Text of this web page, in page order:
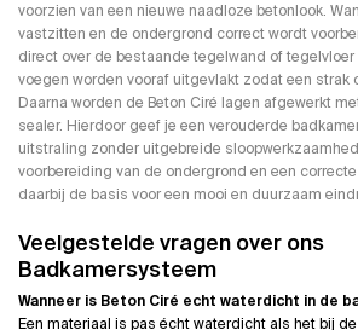
voorzien van een nieuwe naadloze betonlook.
vastzitten en de ondergrond correct wordt
direct over de bestaande tegelwand of
voegen worden vooraf uitgevlakt zodat een strak
Daarna worden de Beton Ciré lagen afgewerkt
sealer. Hierdoor geef je een verouderde
uitstraling zonder uitgebreide
voorbereiding van de ondergrond en een
daarbij de basis voor een mooi en duurzaam
Veelgestelde vragen over ons
Badkamersysteem
Wanneer is Beton Ciré echt waterdicht in de
Een materiaal is pas écht waterdicht als het bij